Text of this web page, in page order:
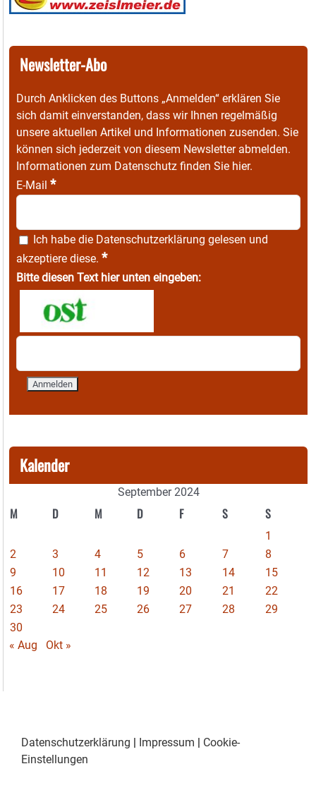
Newsletter-Abo
Durch Anklicken des Buttons „Anmelden“ erklären Sie
sich damit einverstanden, dass wir Ihnen regelmäßig
unsere aktuellen Artikel und Informationen zusenden. Sie
können sich jederzeit von diesem Newsletter abmelden.
Informationen zum Datenschutz finden Sie hier.
E-Mail *
Ich habe die Datenschutzerklärung gelesen und
akzeptiere diese. *
Bitte diesen Text hier unten eingeben:
Kalender
September 2024
M D M D F S S
1
2
3 4 5 6 7
8
9
10 11 12 13 14
15
16
17 18 19 20 21
22
23
24 25 26 27 28
29
30
« Aug
Okt »
Datenschutzerklärung Impressum
Cookie-
Einstellungen